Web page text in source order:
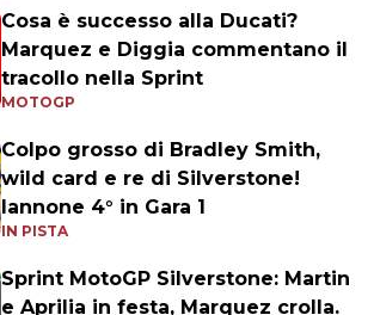
Cosa è successo alla Ducati?
Marquez e Diggia commentano il
tracollo nella Sprint
MOTOGP
Colpo grosso di Bradley Smith,
wild card e re di Silverstone!
Iannone 4° in Gara 1
IN PISTA
Sprint MotoGP Silverstone: Martin
e Aprilia in festa, Marquez crolla.